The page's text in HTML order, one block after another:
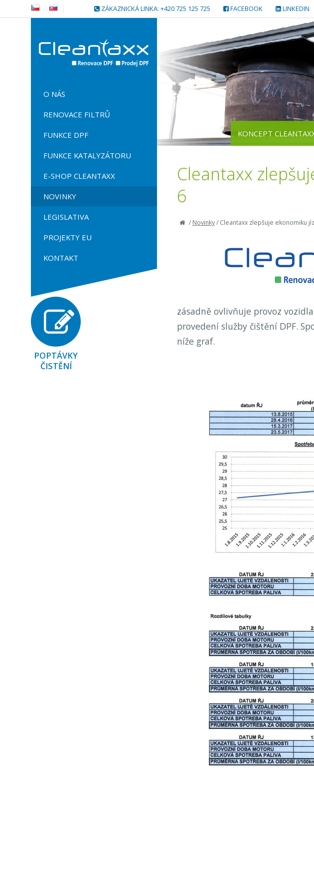
ZÁKAZNICKÁ LINKA: +420 725 125 725 FACEBOOK LINKEDIN
Cleantaxx
6
/Novinky/Cleantaxx zlepšuje ekonomiku
zásadně ovlivňuje provoz
provedení služby čištění DPF.
níže graf.
O NÁS
RENOVACE FILTRŮ
FUNKCE DPF
FUNKCE KATALYZÁTORU
E-SHOP CLEANTAXX
NOVINKY
LEGISLATIVA
PROJEKTY EU
KONTAKT
POPTÁVKY
ČISTĚNÍ
KONCEPT